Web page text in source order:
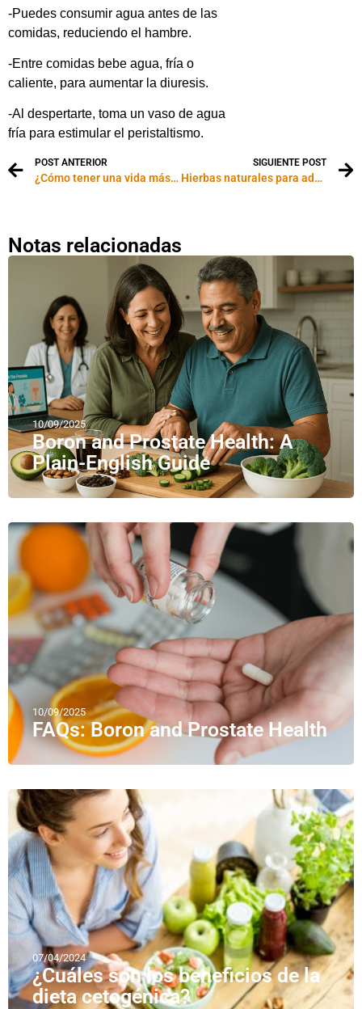
-Puedes consumir agua antes de las
comidas, reduciendo el hambre.
-Entre comidas bebe agua, fría o
caliente, para aumentar la diuresis.
-Al despertarte, toma un vaso de agua
fría para estimular el peristaltismo.
POST ANTERIOR
¿Cómo tener una vida más saludable?
SIGUIENTE POST
Hierbas naturales para adelgazar
Notas relacionadas
10/09/2025
Boron and Prostate Health: A
Plain-English Guide
10/09/2025
FAQs: Boron and Prostate Health
07/04/2024
¿Cuáles son los beneficios de la
dieta cetogénica?